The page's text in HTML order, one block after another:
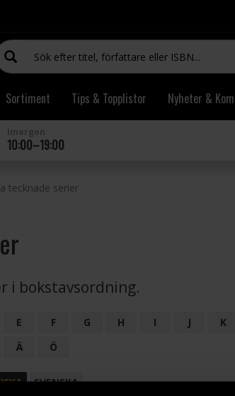
Sortiment Tips & Topplistor Nyheter &
10:00–19:00
tecknade serier
i bokstavsordning.
E F G H I J K
Ä Ö
SVENSKA